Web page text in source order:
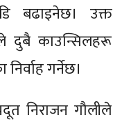
बढाइनेछ। उक्त
दुबै काउन्सिलहरू
गर्नेछ।
निराजन गौलीले